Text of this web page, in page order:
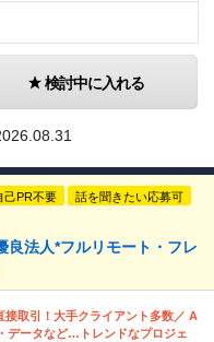
検討中に入れる
己PR不要 話を聞きたい応募可
良法人*フルリモート・フレ
接取引！大手クライアント多数／ A
データなど…トレンドなプロジェ